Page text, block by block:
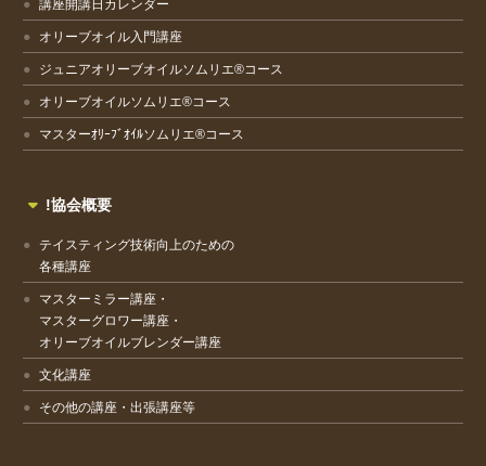
講座開講日カレンダー
オリーブオイル入門講座
ジュニアオリーブオイルソムリエ®コース
オリーブオイルソムリエ®コース
マスターｵﾘｰﾌﾞｵｲﾙソムリエ®コース
!協会概要
テイスティング技術向上のための
各種講座
マスターミラー講座・
マスターグロワー講座・
オリーブオイルブレンダー講座
文化講座
その他の講座・出張講座等